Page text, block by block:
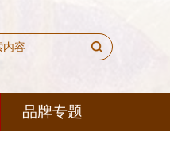
品牌专题